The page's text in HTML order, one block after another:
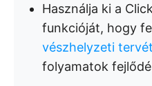
Használja ki a
funkcióját, hogy
vészhelyzeti tervét
folyamatok